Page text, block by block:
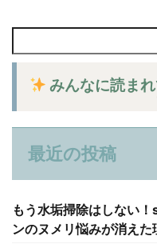
みんなに読ま
最近の投稿
もう水垢掃除はしない
ンのヌメリ悩みが消えた